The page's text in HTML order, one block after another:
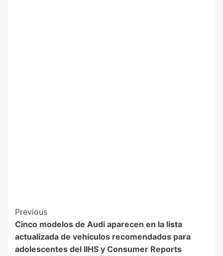
Previous
Cinco modelos de Audi aparecen en la lista
actualizada de vehículos recomendados para
adolescentes del IIHS y Consumer Reports